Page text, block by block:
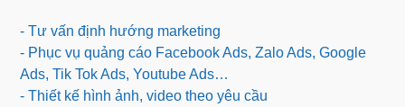
- Tư vấn định hướng marketing
- Phục vụ quảng cáo Facebook Ads, Zalo Ads, Google
Ads, Tik Tok Ads, Youtube Ads…
- Thiết kế hình ảnh, video theo yêu cầu